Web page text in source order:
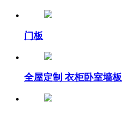
门板
全屋定制 衣柜卧室墙板